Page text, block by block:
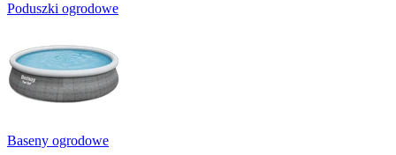
Poduszki ogrodowe
Baseny ogrodowe